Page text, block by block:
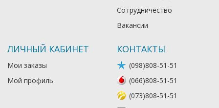
Сотрудничество
Вакансии
ЛИЧНЫЙ КАБИНЕТ
Мои заказы
Мой профиль
КОНТАКТЫ
(098)808-51-51
(066)808-51-51
(073)808-51-51